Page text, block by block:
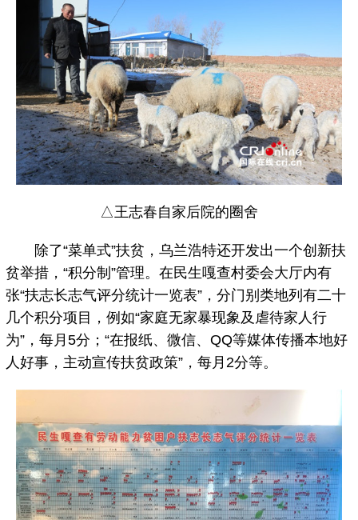
△王志春自家后院的圈舍
除了“菜单式”扶贫，乌兰浩特还开发出一个创新扶
贫举措，“积分制”管理。在民生嘎查村委会大厅内有
张“扶志长志气评分统计一览表”，分门别类地列有二十
几个积分项目，例如“家庭无家暴现象及虐待家人行
为”，每月5分；“在报纸、微信、QQ等媒体传播本地好
人好事，主动宣传扶贫政策”，每月2分等。